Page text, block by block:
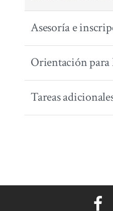
Asesoría e
Orientación para
Tareas